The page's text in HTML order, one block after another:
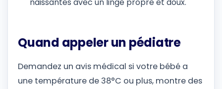
Quand appeler un pédiatre
Demandez un avis médical si votre bébé a
une température de 38°C ou plus, montre des